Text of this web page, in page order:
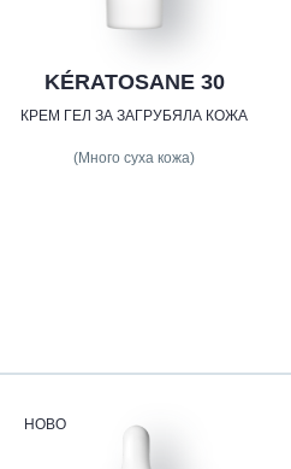
KÉRATOSANE 30
КРЕМ ГЕЛ ЗА ЗАГРУБЯЛА КОЖА
(Много суха кожа)
НОВО